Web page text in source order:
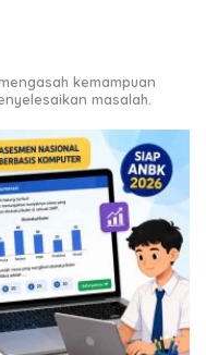
kemampuan
masalah.